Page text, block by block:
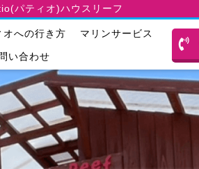
パティオ)ハウスリーフ
オへの行き方 マリンサービス
い合わせ